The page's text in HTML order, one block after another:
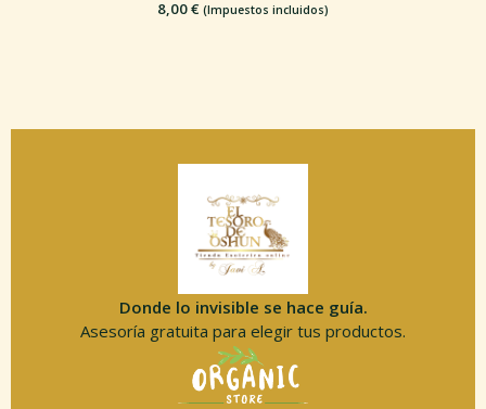
8,00€ (Impuestos incluidos)
Donde lo invisible se hace guía.
Asesoría gratuita para elegir tus productos.